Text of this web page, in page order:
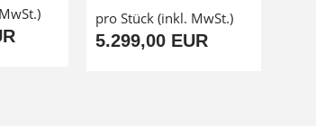
pro Stück (inkl. MwSt.)
5.299,00 EUR